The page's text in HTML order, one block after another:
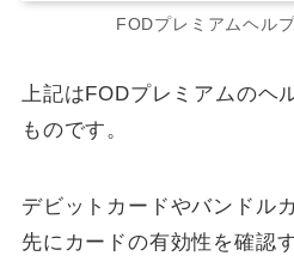
FODプレミアムヘル
上記はFODプレミアムのヘ
ものです。
デビットカードやバンドル
先にカードの有効性を確認